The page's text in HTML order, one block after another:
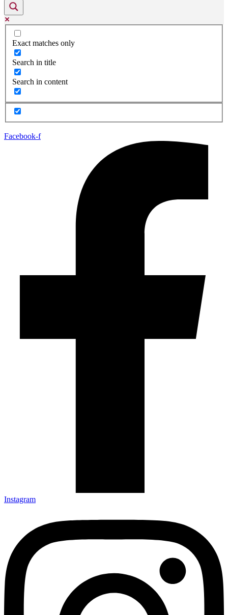
Exact matches only
Search in title
Search in content
Facebook-f
Instagram